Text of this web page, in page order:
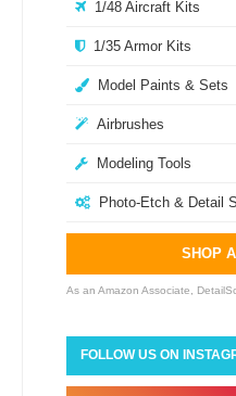
1/48 Aircraft Kits
1/35 Armor Kits
Model Paints & Sets
Airbrushes
Modeling Tools
Photo-Etch & Detail
SHOP
As an Amazon Associate,
FOLLOW US ON